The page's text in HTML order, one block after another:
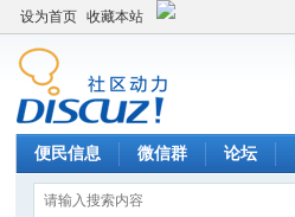
设为首页 收藏本站
便民信息 微信群 论坛